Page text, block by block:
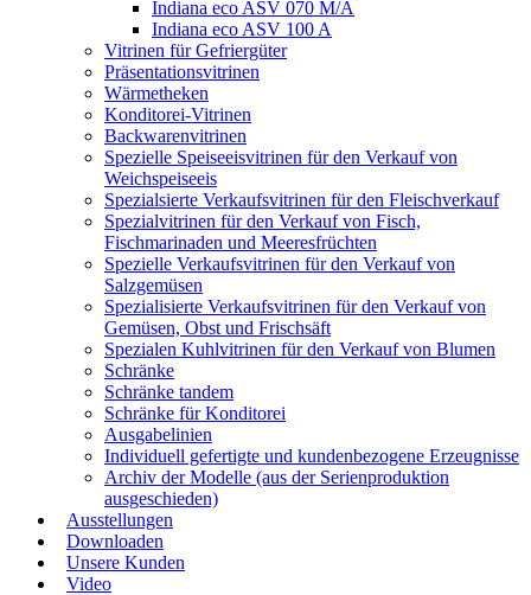
Indiana eco ASV 070 M/A
Indiana eco ASV 100 A
Vitrinen für Gefriergüter
Präsentationsvitrinen
Wärmetheken
Konditorei-Vitrinen
Backwarenvitrinen
Spezielle Speiseeisvitrinen für den Verkauf von
Weichspeiseeis
Spezialsierte Verkaufsvitrinen für den Fleischverkauf
Spezialvitrinen für den Verkauf von Fisch,
Fischmarinaden und Meeresfrüchten
Spezielle Verkaufsvitrinen für den Verkauf von
Salzgemüsen
Spezialisierte Verkaufsvitrinen für den Verkauf von
Gemüsen, Obst und Frischsäft
Spezialen Kuhlvitrinen für den Verkauf von Blumen
Schränke
Schränke tandem
Schränke für Konditorei
Ausgabelinien
Individuell gefertigte und kundenbezogene Erzeugnisse
Archiv der Modelle (aus der Serienproduktion
ausgeschieden)
Ausstellungen
Downloaden
Unsere Kunden
Video